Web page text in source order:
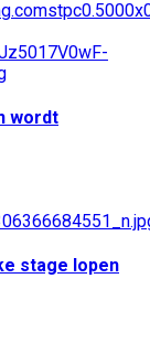
wordt
stage lopen